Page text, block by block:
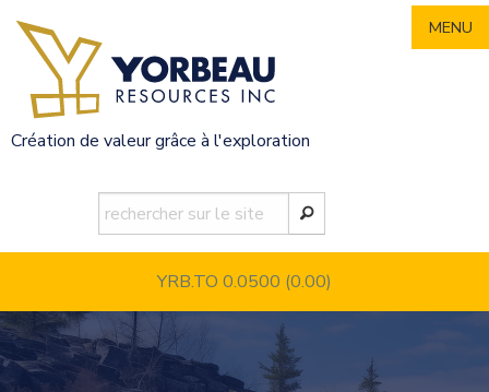
content
Création de valeur grâce à l'exploration
YRB.TO 0.0500 (0.00)
MENU